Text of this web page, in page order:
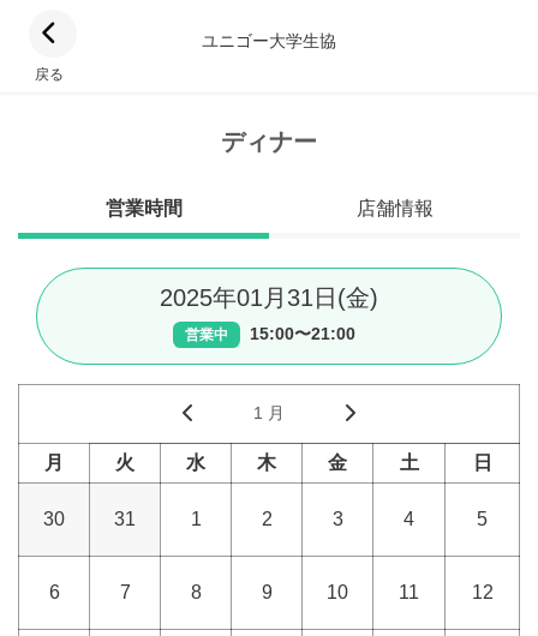
戻る
ユニゴー大学生協
ディナー
営業時間 店舗情報
2025年01月31日(金)
営業中 15:00〜21:00
1 月
月 火 水 木 金 土 日
30 31 1 2 3 4 5
6 7 8 9 10 11 12